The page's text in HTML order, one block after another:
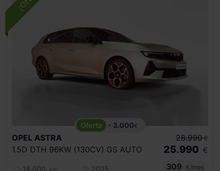
- 3.000€
OPEL ASTRA
1.5D DTH 96KW (130CV) GS AUTO
18.000 km 2025
28.990 €
25.990 €
309
€/mes